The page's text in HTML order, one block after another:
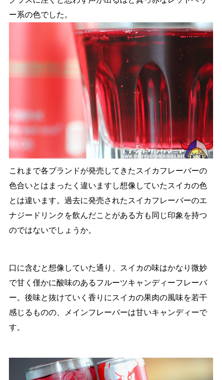
ー系の色でした。
これまで各ブランドが発売してきたスイカフレーバーの
色合いとはまったく違いますし想像していたスイカの色
とは違います。過去に発売されたスイカフレーバーのエ
ナジードリンクを飲んだことがある方も同じ印象を持つ
のではないでしょうか。
口に含むと想像していた通り、スイカの味はかなり微妙
で甘く僅かに酸味のあるフルーツキャンディーフレーバ
ー。後味と抜けていく香りにスイカの果肉の風味を若干
感じるものの、メインフレーバーは甘いキャンディーで
す。